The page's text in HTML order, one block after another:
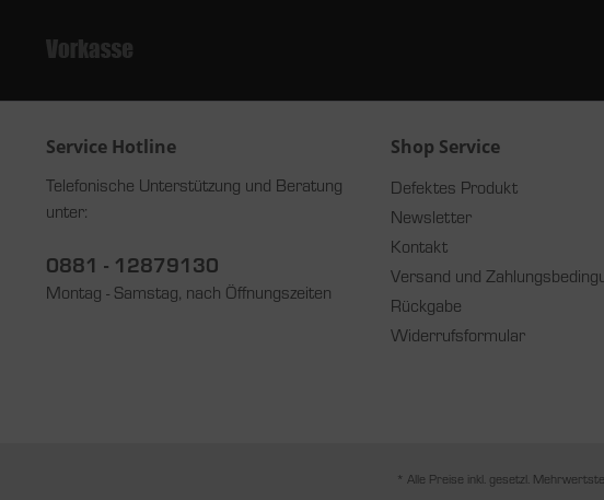
Service Hotline
Telefonische Unterstützung und Beratung
unter:
0881 - 12879130
Montag - Samstag, nach Öffnungszeiten
Shop Service
Defektes Produkt
Newsletter
Kontakt
Versand und
Rückgabe
Widerrufsformular
* Alle Preise inkl. gesetzl.